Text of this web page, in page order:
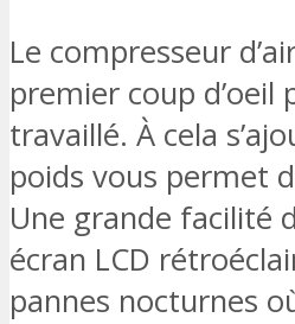
Le compresseur
premier coup
travaillé. À cela
poids vous permet
Une grande facilité
écran LCD
pannes nocturnes